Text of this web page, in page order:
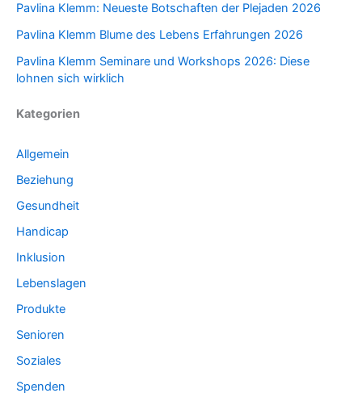
Pavlina Klemm: Neueste Botschaften der Plejaden 2026
Pavlina Klemm Blume des Lebens Erfahrungen 2026
Pavlina Klemm Seminare und Workshops 2026: Diese
lohnen sich wirklich
Kategorien
Allgemein
Beziehung
Gesundheit
Handicap
Inklusion
Lebenslagen
Produkte
Senioren
Soziales
Spenden